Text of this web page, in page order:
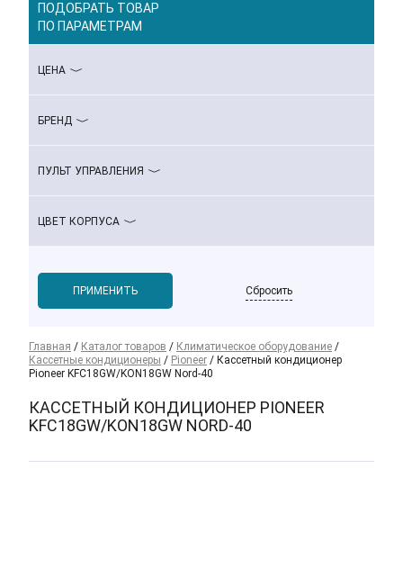
ПОДОБРАТЬ ТОВАР
ПО ПАРАМЕТРАМ
ЦЕНА
БРЕНД
ПУЛЬТ УПРАВЛЕНИЯ
ЦВЕТ КОРПУСА
Сбросить
Главная / Каталог товаров / Климатическое оборудование /
Кассетные кондиционеры / Pioneer / Кассетный кондиционер
Pioneer KFC18GW/KON18GW Nord-40
КАССЕТНЫЙ КОНДИЦИОНЕР PIONEER
KFC18GW/KON18GW NORD-40